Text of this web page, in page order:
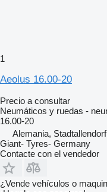
1
Aeolus 16.00-20
Precio a consultar
Neumáticos y ruedas -
16.00-20
Alemania, Stadtallendorf
Giant- Tyres- Germany
Contacte con el vendedor
¿Vende vehículos o